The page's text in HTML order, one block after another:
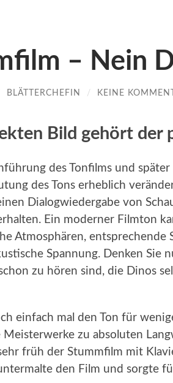
– Nein
BLÄTTERCHEFIN / KEINE
Bild gehört der
des Tonfilms und
des Tons erheblich
Dialogwiedergabe von
Ein moderner Filmton
Atmosphären, entsprechende
Spannung. Denken Sie
zu hören sind, die Dinos
einfach mal den Ton für
Meisterwerke zu absoluten
früh der Stummfilm mit
den Film und sorgte